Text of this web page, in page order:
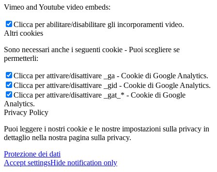
Vimeo and Youtube video embeds:
Clicca per abilitare/disabilitare gli incorporamenti video.
Altri cookies
Sono necessari anche i seguenti cookie - Puoi scegliere se
permetterli:
Clicca per attivare/disattivare _ga - Cookie di Google Analytics.
Clicca per attivare/disattivare _gid - Cookie di Google Analytics.
Clicca per attivare/disattivare _gat_* - Cookie di Google
Analytics.
Privacy Policy
Puoi leggere i nostri cookie e le nostre impostazioni sulla privacy in
dettaglio nella nostra pagina sulla privacy.
Protezione dei dati
Accept settingsHide notification only